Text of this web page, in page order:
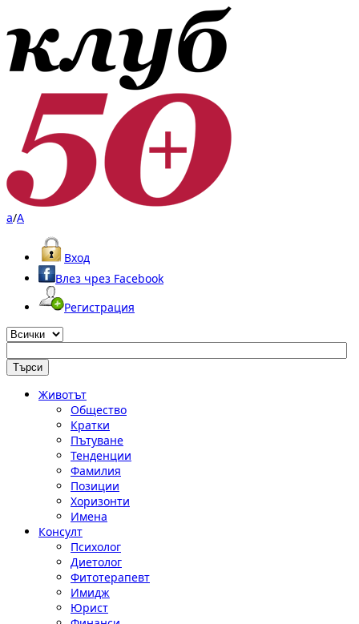
a/A
Вход
Влез чрез Facebook
Регистрация
Животът
Общество
Кратки
Пътуване
Тенденции
Фамилия
Позиции
Хоризонти
Имена
Консулт
Психолог
Диетолог
Фитотерапевт
Имидж
Юрист